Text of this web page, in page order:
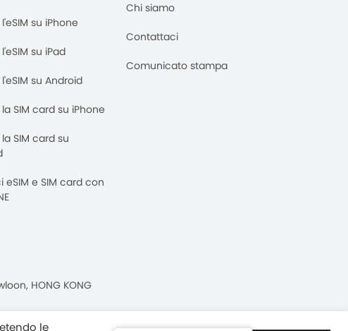
su iPhone
su iPad
su Android
SIM card su iPhone
SIM card su
eSIM e SIM card con
Chi siamo
Contattaci
Comunicato stampa
HONG KONG
le